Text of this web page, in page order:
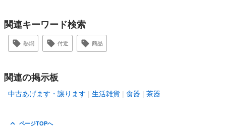
関連キーワード検索
熱燗 付近 商品
関連の掲示板
中古あげます・譲ります 生活雑貨 食器 茶器
ページTOPへ